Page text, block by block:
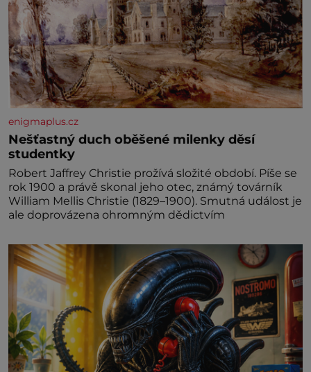
enigmaplus.cz
Nešťastný duch oběšené milenky děsí
studentky
Robert Jaffrey Christie prožívá složité období. Píše se
rok 1900 a právě skonal jeho otec, známý továrník
William Mellis Christie (1829–1900). Smutná událost je
ale doprovázena ohromným dědictvím